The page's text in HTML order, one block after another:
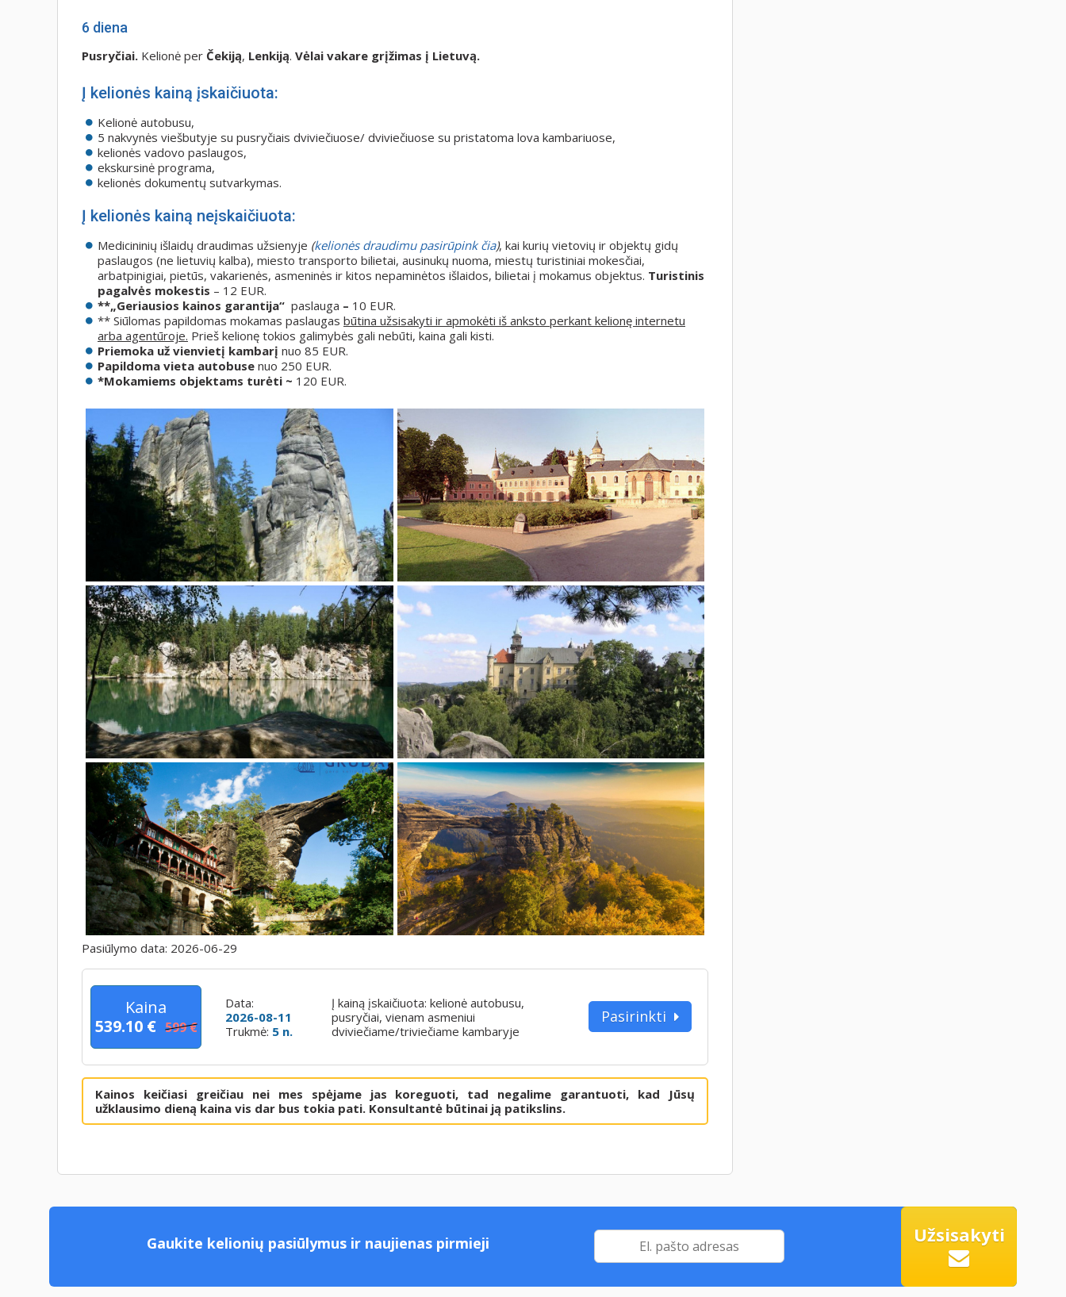
6 diena
Pusryčiai. Kelionė per Čekiją, Lenkiją. Vėlai vakare grįžimas į Lietuvą.
Į kelionės kainą įskaičiuota:
Kelionė autobusu,
5 nakvynės viešbutyje su pusryčiais dviviečiuose/ dviviečiuose su pristatoma lova kambariuose,
kelionės vadovo paslaugos,
ekskursinė programa,
kelionės dokumentų sutvarkymas.
Į kelionės kainą neįskaičiuota:
Medicininių išlaidų draudimas užsienyje (kelionės draudimu pasirūpink čia), kai kurių vietovių ir objektų gidų
paslaugos (ne lietuvių kalba), miesto transporto bilietai, ausinukų nuoma, miestų turistiniai mokesčiai,
arbatpinigiai, pietūs, vakarienės, asmeninės ir kitos nepaminėtos išlaidos, bilietai į mokamus objektus. Turistinis
pagalvės mokestis – 12 EUR.
**„Geriausios kainos garantija“ paslauga – 10 EUR.
** Siūlomas papildomas mokamas paslaugas būtina užsisakyti ir apmokėti iš anksto perkant kelionę internetu
arba agentūroje. Prieš kelionę tokios galimybės gali nebūti, kaina gali kisti.
Priemoka už vienvietį kambarį nuo 85 EUR.
Papildoma vieta autobuse nuo 250 EUR.
*Mokamiems objektams turėti ~ 120 EUR.
Pasiūlymo data: 2026-06-29
Kaina
539.10 € 599 €
Data:
2026-08-11
Trukmė: 5 n.
Į kainą įskaičiuota: kelionė autobusu,
pusryčiai, vienam asmeniui
dviviečiame/triviečiame kambaryje
Pasirinkti
Kainos keičiasi greičiau nei mes spėjame jas koreguoti, tad negalime garantuoti, kad Jūsų
užklausimo dieną kaina vis dar bus tokia pati. Konsultantė būtinai ją patikslins.
Gaukite kelionių pasiūlymus ir naujienas pirmieji Užsisakyti